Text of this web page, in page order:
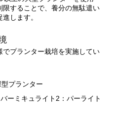
限することで、養分の無駄遣い
します。
プランター栽培を実施してい
プランター
ーミキュライト2：パーライト